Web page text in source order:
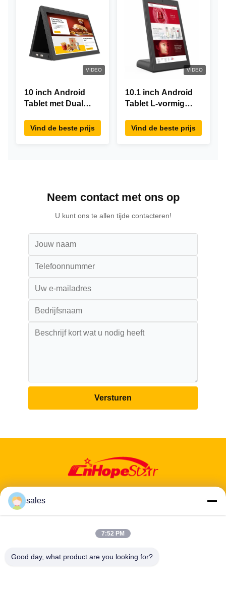
VIDEO
10 inch Android
Tablet met Dual
Desktop POE
Advertising Tablet
Vind de beste prijs
VIDEO
10.1 inch Android
Tablet L-vormig
RK3288 Tablet IPS
Touchscreen Tablet
Vind de beste prijs
Neem contact met ons op
U kunt ons te allen tijde contacteren!
Versturen
Adres: 601-606, verdieping 6, gebouw E, Yuanfen Industrial Park,
Tel:86-13424296897
sales
7:52 PM
Good day, what product are you looking for?